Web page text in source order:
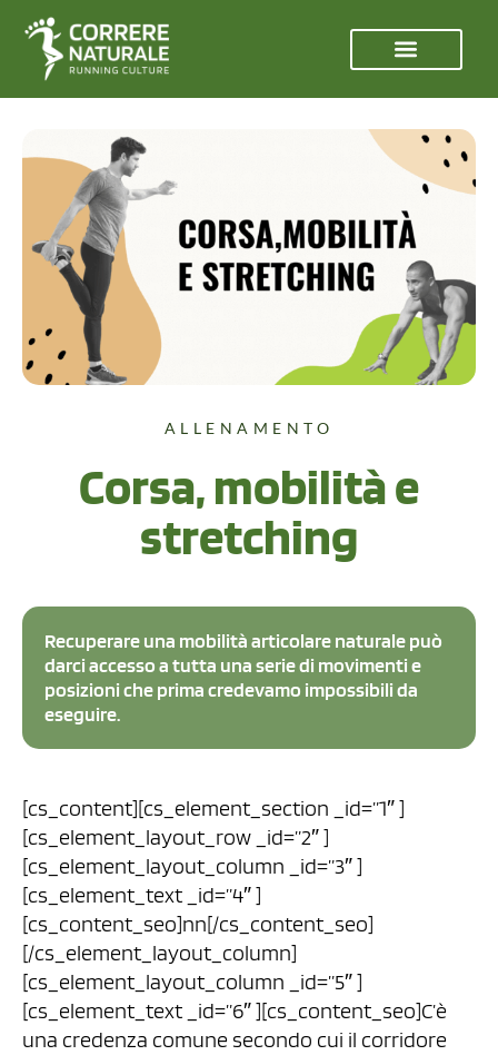
ALLENAMENTO
Corsa, mobilità e
stretching
Recuperare una mobilità articolare naturale può
darci accesso a tutta una serie di movimenti e
posizioni che prima credevamo impossibili da
eseguire.
[cs_content][cs_element_section _id=”1″ ]
[cs_element_layout_row _id=”2″ ]
[cs_element_layout_column _id=”3″ ]
[cs_element_text _id=”4″ ]
[cs_content_seo]nn[/cs_content_seo]
[/cs_element_layout_column]
[cs_element_layout_column _id=”5″ ]
[cs_element_text _id=”6″ ][cs_content_seo]C’è
una credenza comune secondo cui il corridore